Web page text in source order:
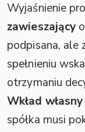
Wyjaśnienie
zawieszający
podpisana, ale
spełnieniu
otrzymaniu
Wkład własny
spółka musi